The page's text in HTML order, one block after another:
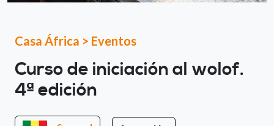
Casa África > Eventos
Curso de iniciación al wolof.
4ª edición